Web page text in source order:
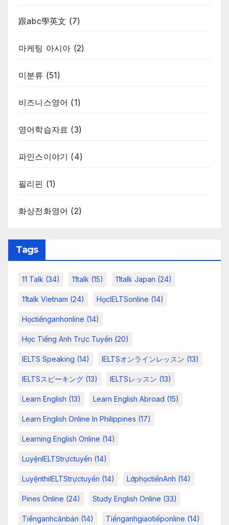
跟abc學英文 (7)
마케팅 아시아 (2)
미분류 (51)
비즈니스영어 (1)
영어학습자료 (3)
파인스이야기 (4)
필리핀 (1)
화상전화영어 (2)
Tags
11 Talk (34) 11talk (15) 11talk Japan (24)
11talk Vietnam (24) HọcIELTSonline (14)
Họctiếnganhonline (14)
Học Tiếng Anh Trực Tuyến (20)
IELTS Speaking (14) IELTSオンラインレッスン (13)
IELTSスピーキング (13) IELTSレッスン (13)
Learn English (13) Learn English Abroad (15)
Learn English Online In Philippines (17)
Learning English Online (14)
LuyệnIELTStrựctuyến (14)
LuyệnthiIELTStrựctuyến (14) LớphọctiếnAnh (14)
Pines Online (24) Study English Online (33)
Tiếnganhcănbản (14) Tiếnganhgiaotiếponline (14)